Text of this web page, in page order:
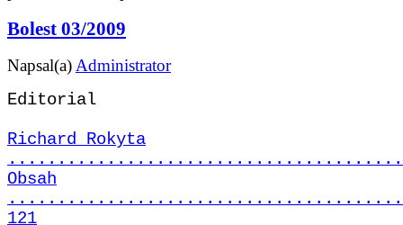
Bolest 03/2009
Napsal(a)Administrator
Editorial
Richard Rokyta
Obsah
121